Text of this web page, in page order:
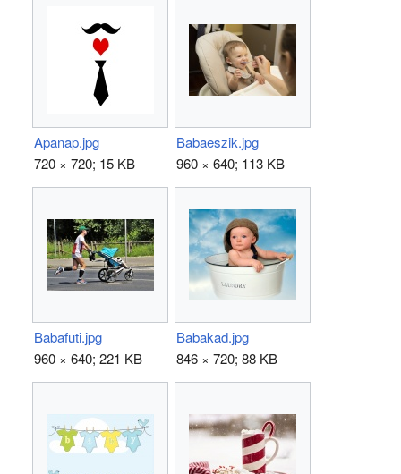
Apanap.jpg
720 × 720; 15 KB
Babaeszik.jpg
960 × 640; 113 KB
Babafuti.jpg
960 × 640; 221 KB
Babakad.jpg
846 × 720; 88 KB